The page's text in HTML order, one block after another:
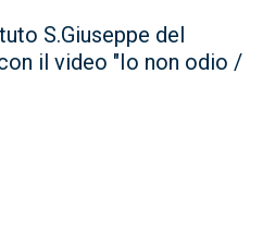
S.Giuseppe del
il video "Io non odio /